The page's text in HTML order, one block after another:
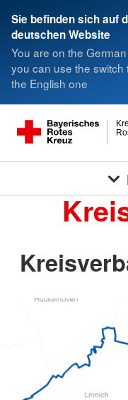
Sie befinden sich auf
deutschen Website
You are on the
you can use the switch
the English one